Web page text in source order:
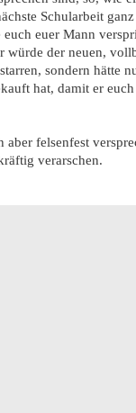
Schularbeit
euer Mann
würde der neuen,
sondern hätte
hat, damit er
aber felsenfest
verarschen.